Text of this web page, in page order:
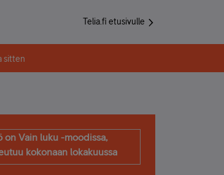
Telia.fi etusivulle
sitten
on Vain luku -moodissa,
kokonaan lokakuussa